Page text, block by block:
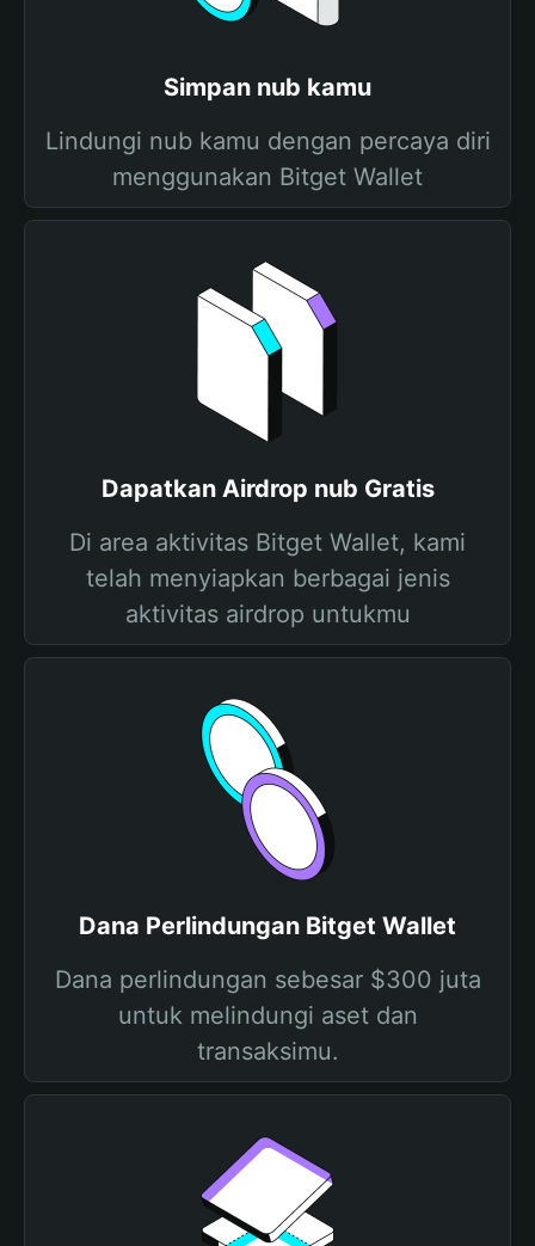
Simpan nub kamu
Lindungi nub kamu dengan percaya diri
menggunakan Bitget Wallet
Dapatkan Airdrop nub Gratis
Di area aktivitas Bitget Wallet, kami
telah menyiapkan berbagai jenis
aktivitas airdrop untukmu
Dana Perlindungan Bitget Wallet
Dana perlindungan sebesar $300 juta
untuk melindungi aset dan
transaksimu.